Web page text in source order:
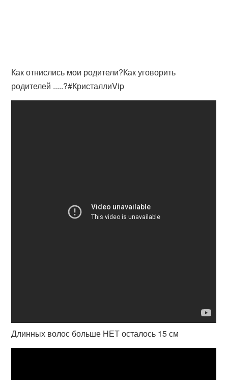
Как отнислись мои родители?Как уговорить
родителей .....?#КристаллиVip
Длинных волос больше НЕТ осталось 15 см